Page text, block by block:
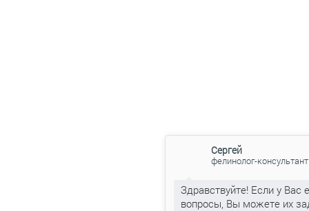
Сергей
фелинолог-консультант
Здравствуйте! Если у Вас
вопросы, Вы можете их